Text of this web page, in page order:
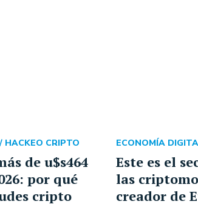
de u$s464
por qué
cripto
HACKEO CRIPTO
Este es el
las
creador de
ECONOMÍA